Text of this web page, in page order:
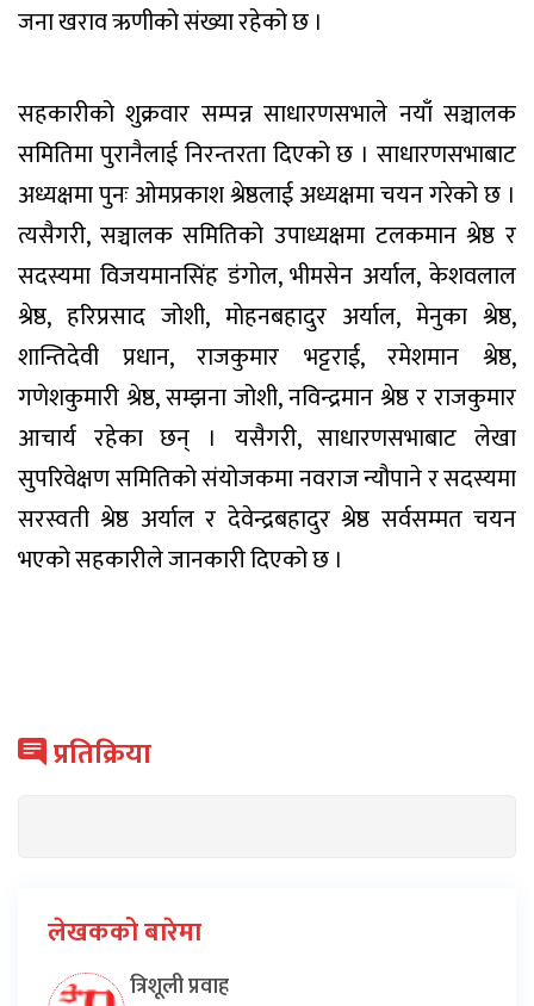
जना खराव ऋणीको संख्या रहेको छ ।
सहकारीको शुक्रवार सम्पन्न साधारणसभाले नयाँ सञ्चालक
समितिमा पुरानैलाई निरन्तरता दिएको छ । साधारणसभाबाट
अध्यक्षमा पुनः ओमप्रकाश श्रेष्ठलाई अध्यक्षमा चयन गरेको छ ।
त्यसैगरी, सञ्चालक समितिको उपाध्यक्षमा टलकमान श्रेष्ठ र
सदस्यमा विजयमानसिंह डंगोल, भीमसेन अर्याल, केशवलाल
श्रेष्ठ, हरिप्रसाद जोशी, मोहनबहादुर अर्याल, मेनुका श्रेष्ठ,
शान्तिदेवी प्रधान, राजकुमार भट्टराई, रमेशमान श्रेष्ठ,
गणेशकुमारी श्रेष्ठ, सम्झना जोशी, नविन्द्रमान श्रेष्ठ र राजकुमार
आचार्य रहेका छन् । यसैगरी, साधारणसभाबाट लेखा
सुपरिवेक्षण समितिको संयोजकमा नवराज न्यौपाने र सदस्यमा
सरस्वती श्रेष्ठ अर्याल र देवेन्द्रबहादुर श्रेष्ठ सर्वसम्मत चयन
भएको सहकारीले जानकारी दिएको छ ।
प्रतिक्रिया
लेखकको बारेमा
त्रिशूली प्रवाह